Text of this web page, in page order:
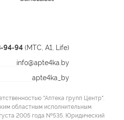
94-94 (МТС, A1, Life)
info@apte4ka.by
apte4ka_by
"Аптека групп Центр".
областным исполнительным
2005 года №535. Юридический